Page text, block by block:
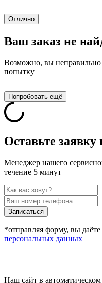
Отлично
Ваш заказ не
Возможно, вы неправильно
попытку
Попробовать ещё
Оставьте
Менеджер нашего
течение 5 минут
Записаться
*отправляя форму, вы даёте
персональных данных
Наш сайт в